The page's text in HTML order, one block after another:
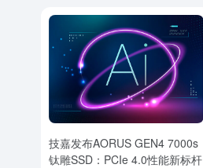
技嘉发布AORUS GEN4 7000s
钛雕SSD：PCIe 4.0性能新标杆